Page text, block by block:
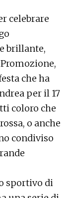
celebrare
brillante,
che ha
per il 17
coloro che
o anche
condiviso
sportivo di